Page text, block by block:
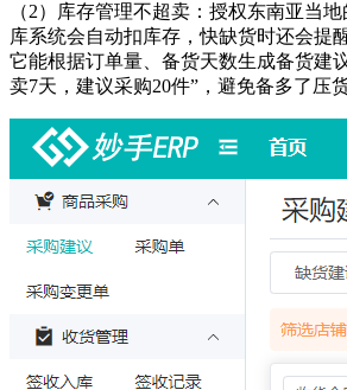
（2）
库存管理不超卖：授权东南亚当
库系统会自动扣库存，快缺货时还会提
它能根据订单量、备货天数生成备货建
卖7天，建议采购20件”，避免备多了压